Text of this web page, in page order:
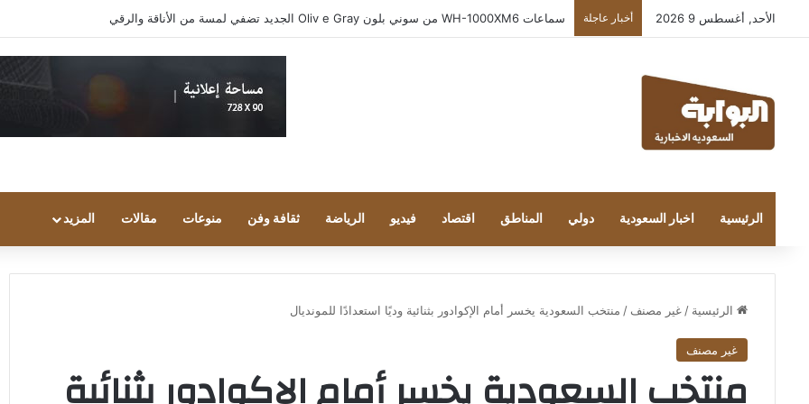
الأحد, أغسطس 9 2026 أخبار عاجلة بعد إطلاقه في المملكة… خبراء التقنية ورواد مجتمع الألعاب يشاركون انطباعاتهم حول TECNO POVA 8 Pro 5G
الرئيسية اخبار السعودية دولي المناطق اقتصاد فيديو الرياضة ثقافة وفن منوعات مقالات المزيد
الرئيسية / غير مصنف / منتخب السعودية يخسر أمام الإكوادور بثنائية وديًا استعدادًا للمونديال
غير مصنف